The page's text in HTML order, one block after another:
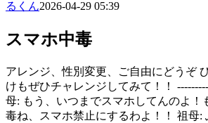
るくん2026-04-29 05:39
スマホ中毒
アレンジ、性別変更、ご自由にどうぞ
けもぜひチャレンジしてみて！！
母: もう、いつまでスマホしてんのよ！
毒ね、スマホ禁止にするわよ！！ 祖母: